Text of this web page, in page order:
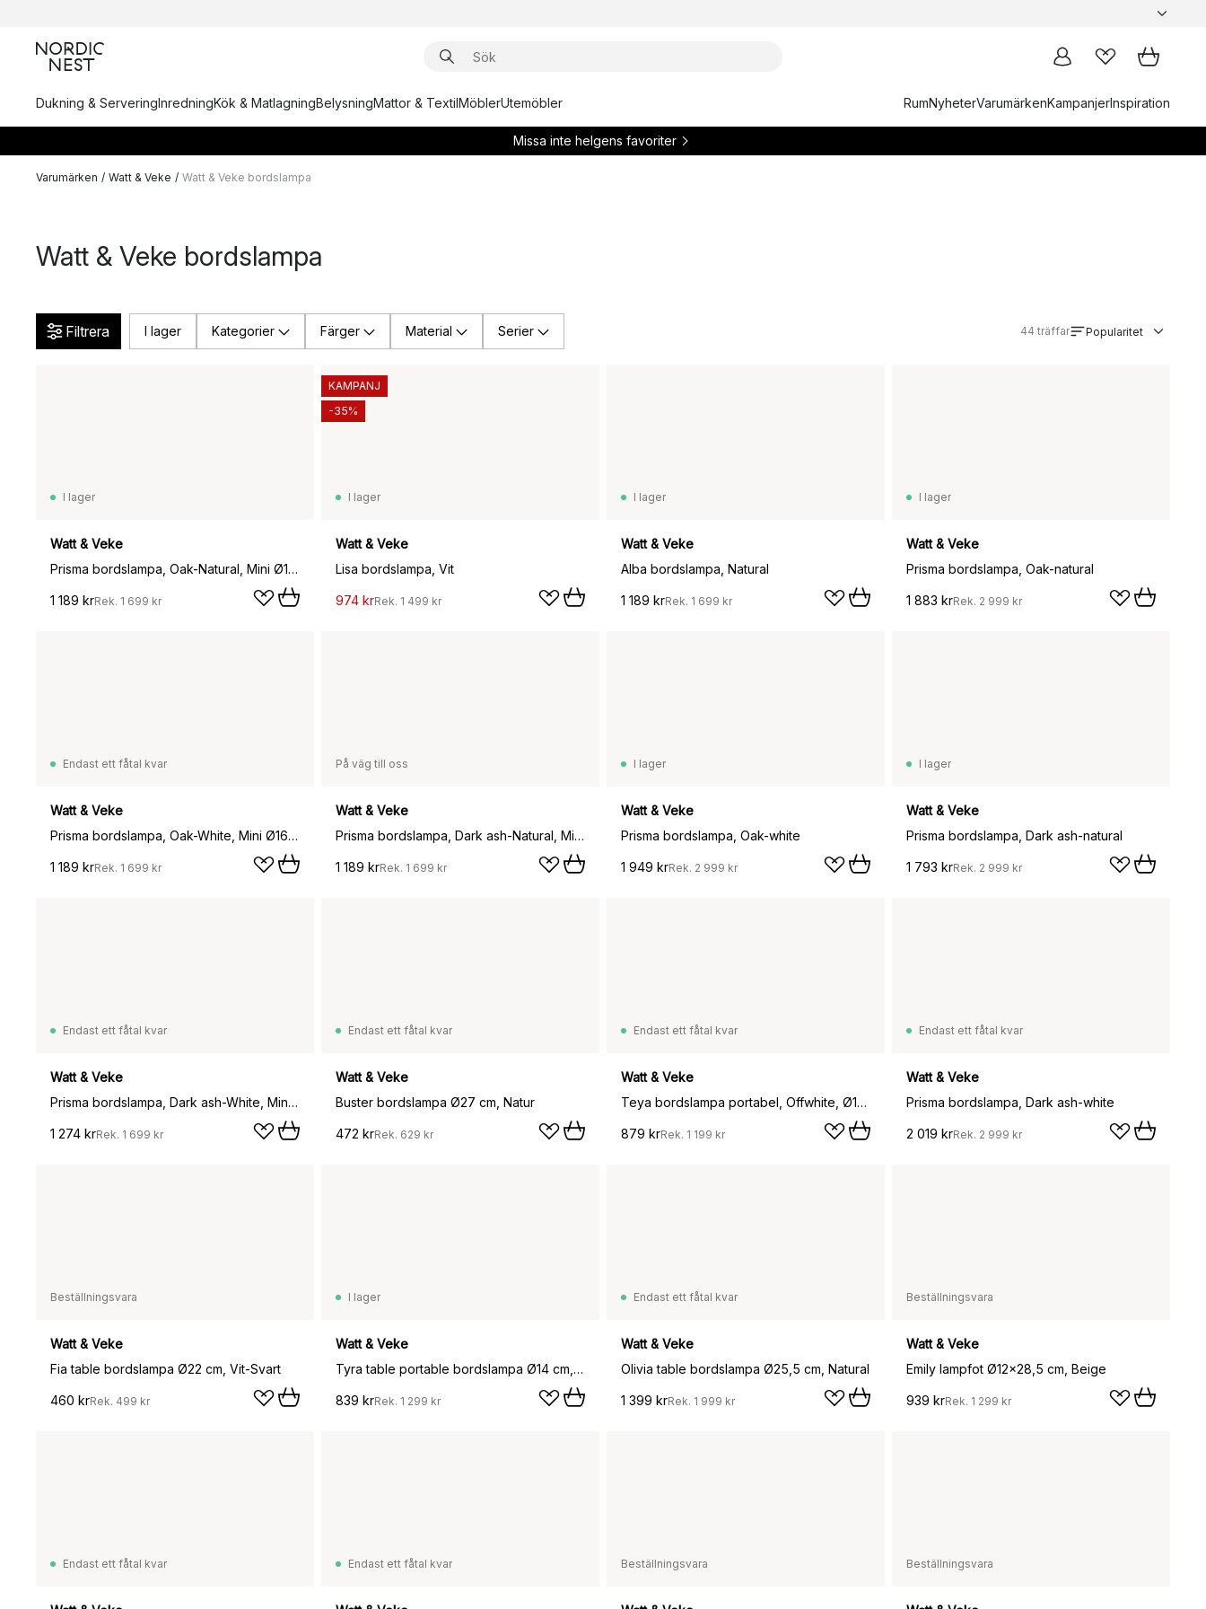
Dukning & ServeringInredningKök & MatlagningBelysningMattor & TextilMöblerUtemöbler RumNyheterVarumärkenKampanjerInspiration
Missa inte helgens favoriter
Varumärken / Watt & Veke / Watt & Veke bordslampa
Watt & Veke bordslampa
Filtrera I lager Kategorier Färger Material Serier 44 träffar Popularitet
I lager
Watt & Veke
Prisma bordslampa, Oak-Natural, Mini Ø16x24,3 cm
1 189 krRek. 1 699 kr
I lager
Watt & Veke
Lisa bordslampa, Vit
974 krRek. 1 499 kr
KAMPANJ
-35%
I lager
Watt & Veke
Alba bordslampa, Natural
1 189 krRek. 1 699 kr
I lager
Watt & Veke
Prisma bordslampa, Oak-natural
1 883 krRek. 2 999 kr
Endast ett fåtal kvar
Watt & Veke
Prisma bordslampa, Oak-White, Mini Ø16x24,3 cm
1 189 krRek. 1 699 kr
På väg till oss
Watt & Veke
Prisma bordslampa, Dark ash-Natural, Mini Ø16x24,3 cm
1 189 krRek. 1 699 kr
I lager
Watt & Veke
Prisma bordslampa, Oak-white
1 949 krRek. 2 999 kr
I lager
Watt & Veke
Prisma bordslampa, Dark ash-natural
1 793 krRek. 2 999 kr
Endast ett fåtal kvar
Watt & Veke
Prisma bordslampa, Dark ash-White, Mini Ø16x24,3 cm
1 274 krRek. 1 699 kr
Endast ett fåtal kvar
Watt & Veke
Buster bordslampa Ø27 cm, Natur
472 krRek. 629 kr
Endast ett fåtal kvar
Watt & Veke
Teya bordslampa portabel, Offwhite, Ø15x26 cm
879 krRek. 1 199 kr
Endast ett fåtal kvar
Watt & Veke
Prisma bordslampa, Dark ash-white
2 019 krRek. 2 999 kr
Beställningsvara
Watt & Veke
Fia table bordslampa Ø22 cm, Vit-Svart
460 krRek. 499 kr
I lager
Watt & Veke
Tyra table portable bordslampa Ø14 cm, Coffee
839 krRek. 1 299 kr
Endast ett fåtal kvar
Watt & Veke
Olivia table bordslampa Ø25,5 cm, Natural
1 399 krRek. 1 999 kr
Beställningsvara
Watt & Veke
Emily lampfot Ø12x28,5 cm, Beige
939 krRek. 1 299 kr
Endast ett fåtal kvar Endast ett fåtal kvar Beställningsvara Beställningsvara